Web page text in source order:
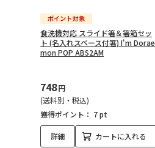
食洗機対応 スライド箸＆箸箱セッ
ト (名入れスペース付箸) I'm Dorae
mon POP ABS2AM
748円
(送料別・税込)
獲得ポイント： 7 pt
詳細 カートに入れる